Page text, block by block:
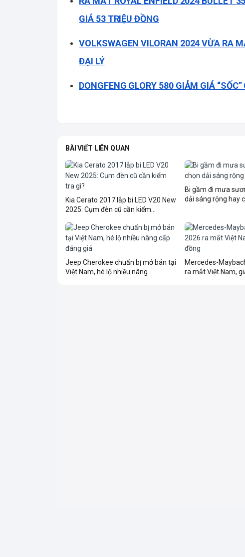
GIÁ 53 TRIỆU ĐỒNG
VOLKSWAGEN VILORAN 2024 VỪA RA
ĐẠI LÝ
DONGFENG GLORY 580 GIẢM GIÁ
BÀI VIẾT LIÊN QUAN
Kia Cerato 2017 lắp bi LED V20 New
2025: Cụm đèn cũ cần kiểm...
Bi gầm đi mưa
dải sáng rộng hay
Jeep Cherokee chuẩn bị mở bán tại
Việt Nam, hé lộ nhiều nâng...
Mercedes-
ra mắt Việt Nam,